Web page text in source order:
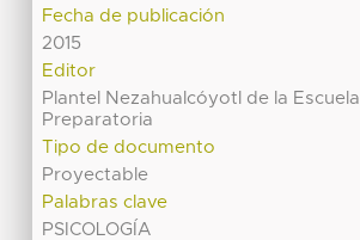
Fecha de publicación
2015
Editor
Plantel Nezahualcóyotl de la Escuela
Preparatoria
Tipo de documento
Proyectable
Palabras clave
PSICOLOGÍA